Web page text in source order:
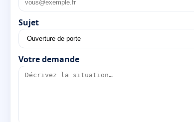
Sujet
Votre demande